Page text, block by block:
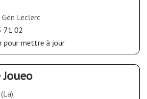
Leclerc
71 02
pour mettre à jour